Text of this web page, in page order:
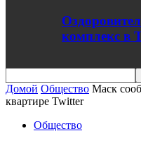
комплекс в
Домой Общество Маск
квартире Twitter
Общество